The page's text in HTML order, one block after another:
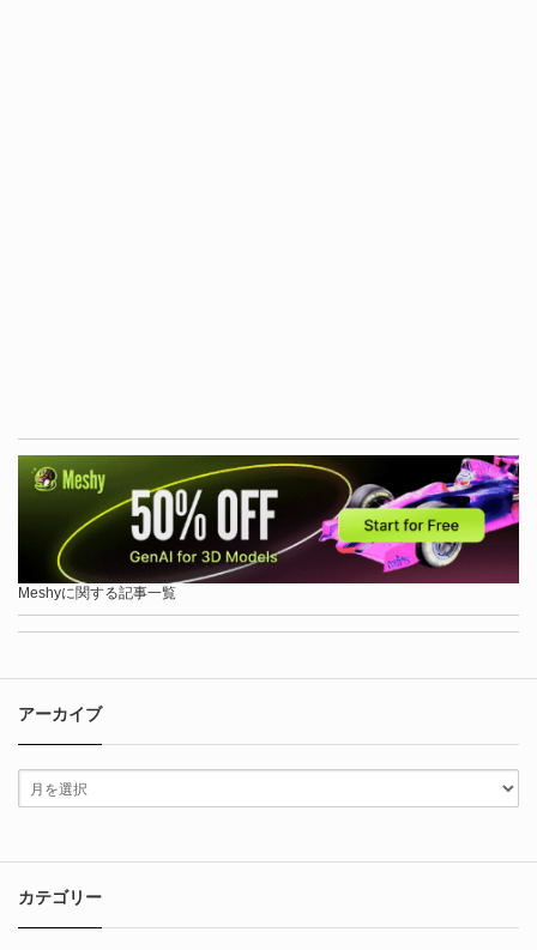
Meshyに関する記事一覧
アーカイブ
カテゴリー